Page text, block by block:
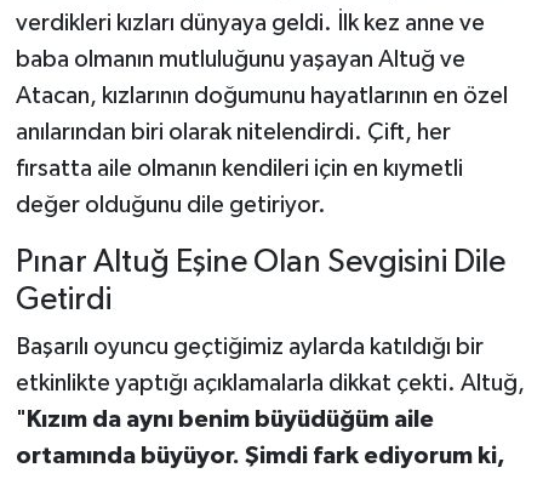
verdikleri kızları dünyaya geldi. İlk kez anne ve
baba olmanın mutluluğunu yaşayan Altuğ ve
Atacan, kızlarının doğumunu hayatlarının en özel
anılarından biri olarak nitelendirdi. Çift, her
fırsatta aile olmanın kendileri için en kıymetli
değer olduğunu dile getiriyor.
Pınar Altuğ Eşine Olan Sevgisini Dile
Getirdi
Başarılı oyuncu geçtiğimiz aylarda katıldığı bir
etkinlikte yaptığı açıklamalarla dikkat çekti. Altuğ,
" Kızım da aynı benim büyüdüğüm aile
ortamında büyüyor. Şimdi fark ediyorum ki,